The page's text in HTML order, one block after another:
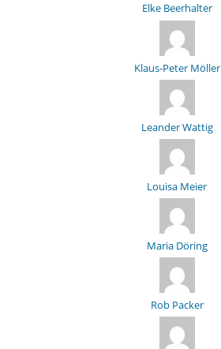
Elke Beerhalter
Klaus-Peter Möller
Leander Wattig
Louisa Meier
Maria Döring
Rob Packer